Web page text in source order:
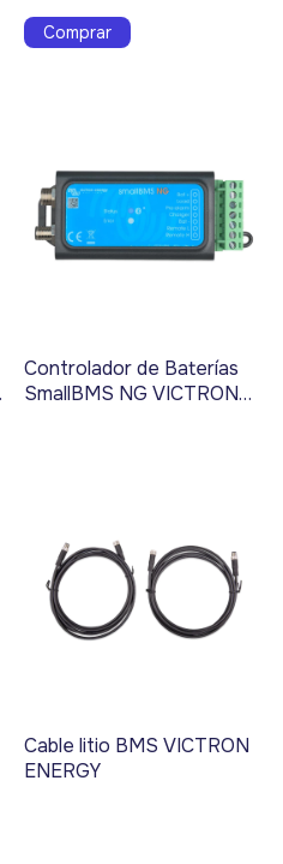
Controlador de Baterías
SmallBMS NG VICTRON
Cable litio BMS VICTRON
ENERGY